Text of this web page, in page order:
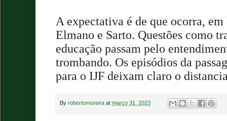
A expectativa é de que ocorra,
Elmano e Sarto. Questões como
educação passam pelo
trombando. Os episódios da
para o IJF deixam claro o
By robertomoreira at março 31, 2023